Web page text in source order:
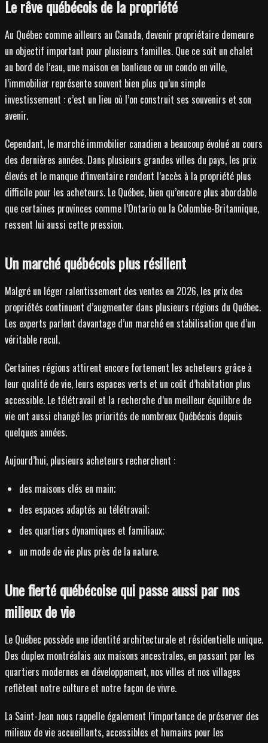
Le rêve québécois de la propriété
Au Québec comme ailleurs au Canada, devenir propriétaire demeure
un objectif important pour plusieurs familles. Que ce soit un chalet
au bord de l’eau, une maison en banlieue ou un condo en ville,
l’immobilier représente souvent bien plus qu’un simple
investissement : c’est un lieu où l’on construit ses souvenirs et son
avenir.
Cependant, le marché immobilier canadien a beaucoup évolué au cours
des dernières années. Dans plusieurs grandes villes du pays, les prix
élevés et le manque d’inventaire rendent l’accès à la propriété plus
difficile pour les acheteurs. Le Québec, bien qu’encore plus abordable
que certaines provinces comme l’Ontario ou la Colombie-Britannique,
ressent lui aussi cette pression.
Un marché québécois plus résilient
Malgré un léger ralentissement des ventes en 2026, les prix des
propriétés continuent d’augmenter dans plusieurs régions du Québec.
Les experts parlent davantage d’un marché en stabilisation que d’un
véritable recul.
Certaines régions attirent encore fortement les acheteurs grâce à
leur qualité de vie, leurs espaces verts et un coût d’habitation plus
accessible. Le télétravail et la recherche d’un meilleur équilibre de
vie ont aussi changé les priorités de nombreux Québécois depuis
quelques années.
Aujourd’hui, plusieurs acheteurs recherchent :
des maisons clés en main;
des espaces adaptés au télétravail;
des quartiers dynamiques et familiaux;
un mode de vie plus près de la nature.
Une fierté québécoise qui passe aussi par nos
milieux de vie
Le Québec possède une identité architecturale et résidentielle unique.
Des duplex montréalais aux maisons ancestrales, en passant par les
quartiers modernes en développement, nos villes et nos villages
reflètent notre culture et notre façon de vivre.
La Saint-Jean nous rappelle également l’importance de préserver des
milieux de vie accueillants, accessibles et humains pour les